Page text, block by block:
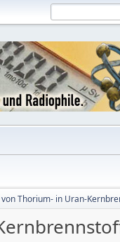
Thorium- in Uran-